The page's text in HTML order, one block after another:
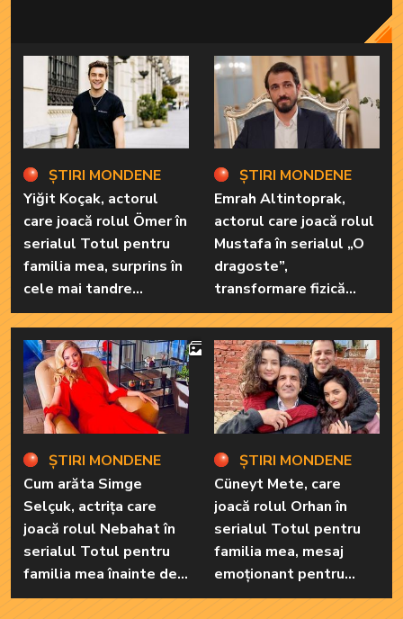
ȘTIRI MONDENE
Yiğit Koçak, actorul
care joacă rolul Ömer în
serialul Totul pentru
familia mea, surprins în
cele mai tandre
ipostaze! Ele sunt
marile sale iubiri
4
ȘTIRI MONDENE
Cum arăta Simge
Selçuk, actrița care
joacă rolul Nebahat în
serialul Totul pentru
familia mea înainte de a
recurge la operațiile
ȘTIRI MONDENE
Emrah Altintoprak,
actorul care joacă rolul
Mustafa în serialul „O
dragoste”,
transformare fizică
uluitoare după
încheierea filmărilor
ȘTIRI MONDENE
Cüneyt Mete, care
joacă rolul Orhan în
serialul Totul pentru
familia mea, mesaj
emoționant pentru
colegii lui de platou, la